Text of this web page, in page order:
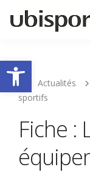
Ouvrir la
Actualités
sportifs
Fiche :